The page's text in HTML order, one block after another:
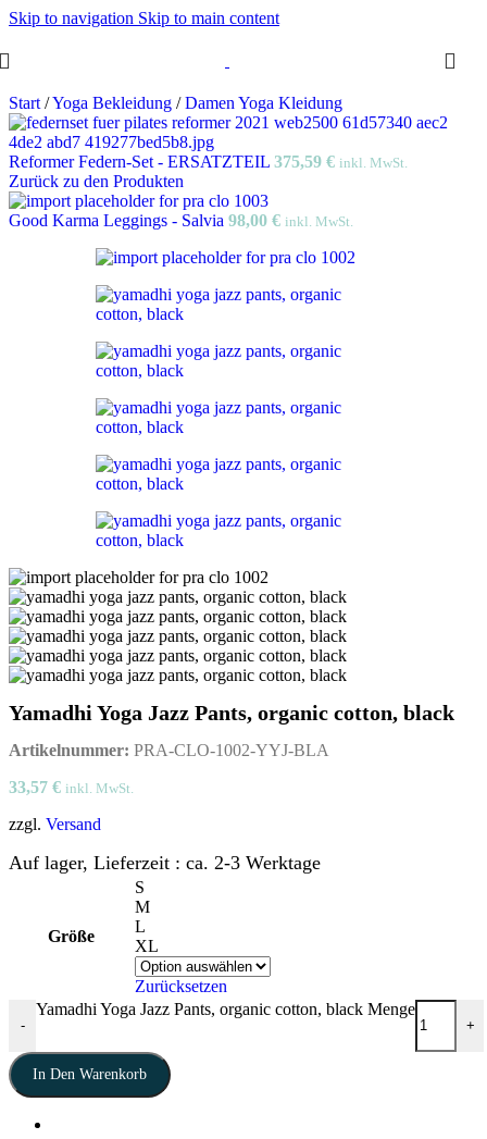
Skip to navigation Skip to main content
Start /Yoga Bekleidung / Damen Yoga Kleidung
Reformer Federn-Set - ERSATZTEIL 375,59 € inkl. MwSt.
Zurück zu den Produkten
Good Karma Leggings - Salvia 98,00 € inkl. MwSt.
Yamadhi Yoga Jazz Pants, organic cotton, black
Artikelnummer: PRA-CLO-1002-YYJ-BLA
33,57 € inkl. MwSt.
zzgl. Versand
Auf lager, Lieferzeit : ca. 2-3 Werktage
Größe
S
M
L
XL
Zurücksetzen
-
Yamadhi Yoga Jazz Pants, organic cotton, black Menge
+
In Den Warenkorb